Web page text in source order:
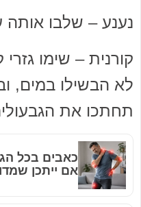
נענע – שלבו
קורנית – שימו גזרי
לא הבשילו במים,
תחתכו את
כאבים בכל
אם ייתכן